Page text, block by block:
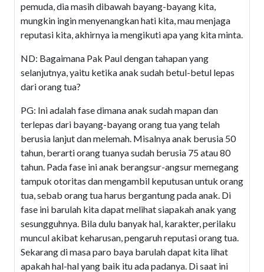
pemuda, dia masih dibawah bayang-bayang kita,
mungkin ingin menyenangkan hati kita, mau menjaga
reputasi kita, akhirnya ia mengikuti apa yang kita minta.
ND: Bagaimana Pak Paul dengan tahapan yang
selanjutnya, yaitu ketika anak sudah betul-betul lepas
dari orang tua?
PG: Ini adalah fase dimana anak sudah mapan dan
terlepas dari bayang-bayang orang tua yang telah
berusia lanjut dan melemah. Misalnya anak berusia 50
tahun, berarti orang tuanya sudah berusia 75 atau 80
tahun. Pada fase ini anak berangsur-angsur memegang
tampuk otoritas dan mengambil keputusan untuk orang
tua, sebab orang tua harus bergantung pada anak. Di
fase ini barulah kita dapat melihat siapakah anak yang
sesungguhnya. Bila dulu banyak hal, karakter, perilaku
muncul akibat keharusan, pengaruh reputasi orang tua.
Sekarang di masa paro baya barulah dapat kita lihat
apakah hal-hal yang baik itu ada padanya. Di saat ini